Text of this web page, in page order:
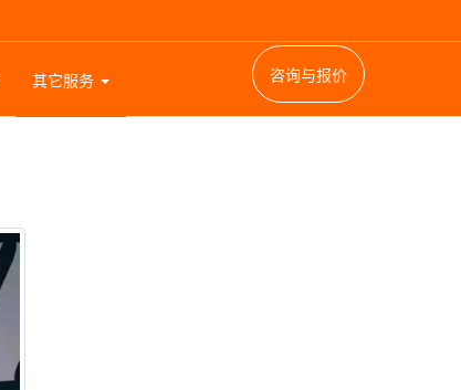
其它服务 咨询与报价